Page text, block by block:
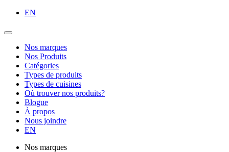
EN
Nos marques
Nos Produits
Catégories
Types de produits
Types de cuisines
Où trouver nos produits?
Blogue
À propos
Nous joindre
EN
Nos marques